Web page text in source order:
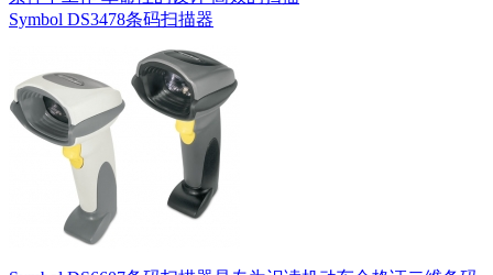
Symbol DS3478条码扫描器